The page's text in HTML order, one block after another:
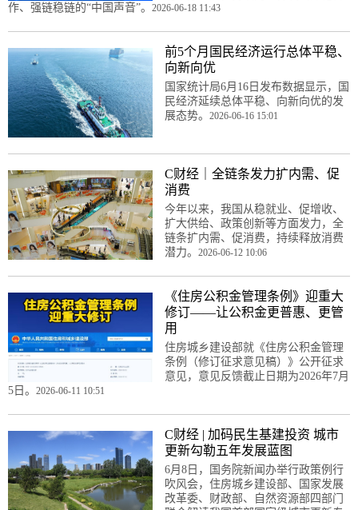
作、强链稳链的“中国声音”。 2026-06-18 11:43
前5个月国民经济运行总体平稳、
向新向优
国家统计局6月16日发布数据显示，国
民经济延续总体平稳、向新向优的发
展态势。 2026-06-16 15:01
C财经｜全链条发力扩内需、促
消费
今年以来，我国从稳就业、促增收、
扩大供给、政策创新等方面发力，全
链条扩内需、促消费，持续释放消费
潜力。 2026-06-12 10:06
《住房公积金管理条例》迎重大
修订——让公积金更普惠、更管
用
住房城乡建设部就《住房公积金管理
条例（修订征求意见稿）》公开征求
意见，意见反馈截止日期为2026年7月
5日。 2026-06-11 10:51
C财经 | 加码民生基建投资 城市
更新勾勒五年发展蓝图
6月8日，国务院新闻办举行政策例行
吹风会，住房城乡建设部、国家发展
改革委、财政部、自然资源部四部门